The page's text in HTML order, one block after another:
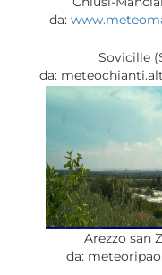
da:
Sovicille
da:
Arezzo san
da: